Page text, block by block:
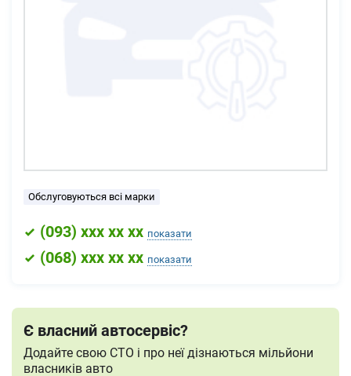
Обслуговуються всі марки
(093) xxx xx xx показати
(068) xxx xx xx показати
Є власний автосервіс?
Додайте свою СТО і про неї дізнаються мільйони
власників авто